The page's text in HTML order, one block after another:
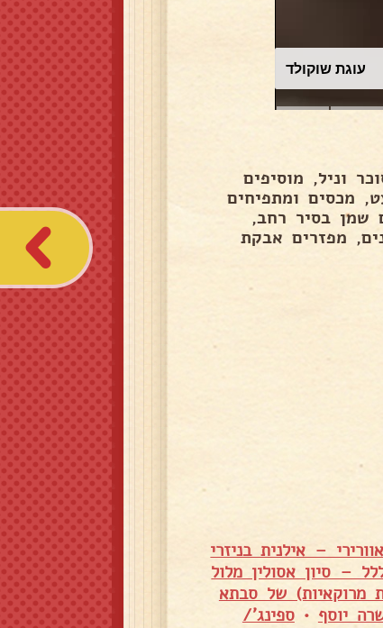
עוגת שוקולד
וניל, מוסיפים
מכסים ומתפיחים
שמן בסיר רחב,
מפזרים אבקת
– אילנית בניזרי
– סיון אסולין מלול
מרוקאיות) של סבתא
יוסף •ספינג'/